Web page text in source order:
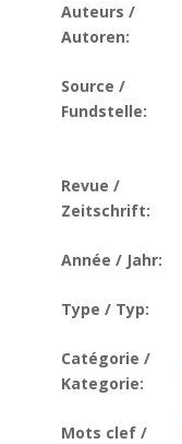
Auteurs /
Autoren:
Source /
Fundstelle:
Revue /
Zeitschrift:
Année / Jahr:
Type / Typ:
Catégorie /
Kategorie:
Mots clef /